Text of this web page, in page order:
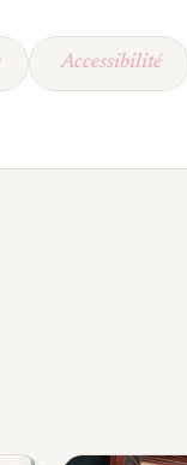
Accessibilité